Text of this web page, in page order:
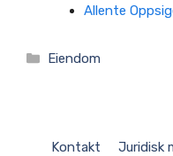
Allente
Kategorier
Eiendom
Kontakt Juridisk